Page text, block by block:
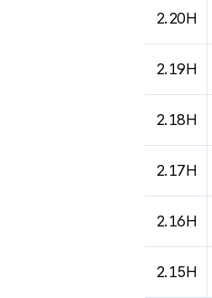
2.20H
2.19H
2.18H
2.17H
2.16H
2.15H